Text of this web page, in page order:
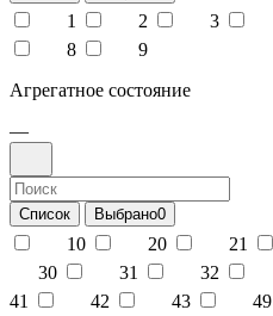
1 2 3
8
9
Агрегатное состояние
—
Список Выбрано0
10 20 21
30
31 32
41
42 43 49